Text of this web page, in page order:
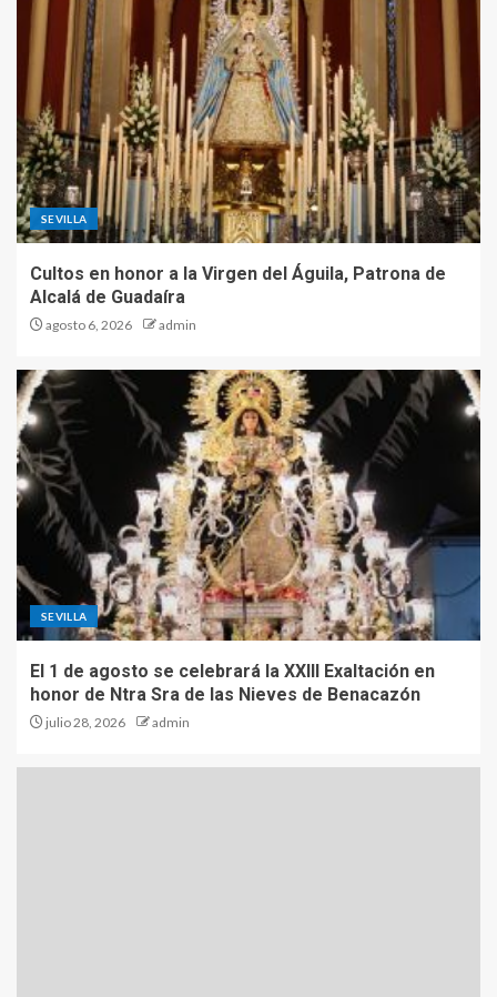
SEVILLA
Cultos en honor a la Virgen del Águila, Patrona de
Alcalá de Guadaíra
agosto 6, 2026 admin
SEVILLA
El 1 de agosto se celebrará la XXIII Exaltación en
honor de Ntra Sra de las Nieves de Benacazón
julio 28, 2026 admin